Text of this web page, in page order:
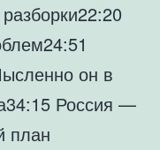
он в
Россия —
план